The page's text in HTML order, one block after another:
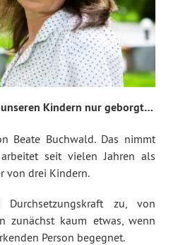
Kindern nur geborgt…
Beate Buchwald. Das nimmt
seit vielen Jahren als
von drei Kindern.
zu, von
zunächst kaum etwas, wenn
Person begegnet.